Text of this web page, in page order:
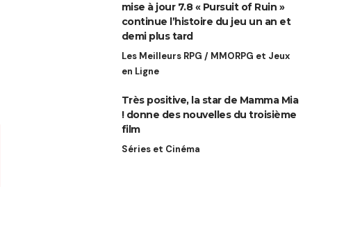
mise à jour 7.8 « Pursuit of Ruin »
continue l’histoire du jeu un an et
demi plus tard
Les Meilleurs RPG / MMORPG et Jeux
en Ligne
Très positive, la star de Mamma Mia
! donne des nouvelles du troisième
film
Séries et Cinéma